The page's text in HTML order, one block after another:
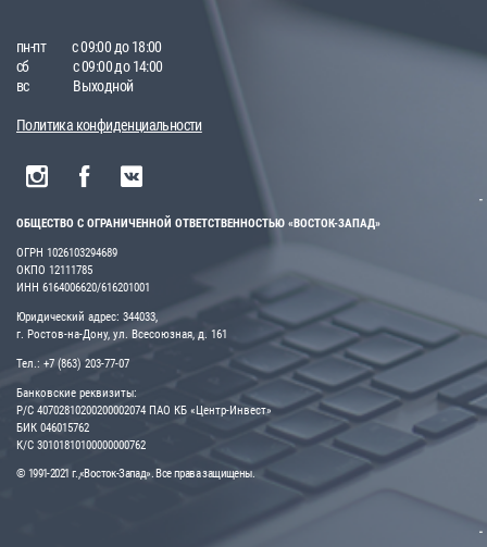
пн-пт
с 09:00 до 18:00
сб
с 09:00 до 14:00
вс
Выходной
Политика конфиденциальности
ОБЩЕСТВО С ОГРАНИЧЕННОЙ ОТВЕТСТВЕННОСТЬЮ «ВОСТОК-ЗАПАД»
ОГРН 1026103294689
ОКПО 12111785
ИНН 6164006620/616201001
Юридический адрес: 344033,
г. Ростов-на-Дону, ул. Всесоюзная, д. 161
Тел.: +7 (863) 203-77-07
Банковские реквизиты:
Р/С 40702810200200002074 ПАО КБ «Центр-Инвест»
БИК 046015762
К/С 30101810100000000762
© 1991-2021 г.,«Восток-Запад». Все права защищены.